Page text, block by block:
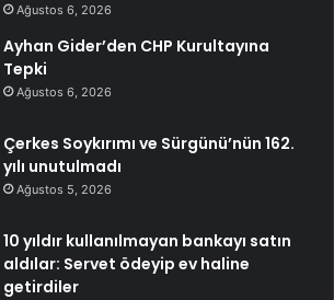
Ağustos 6, 2026
Ayhan Gider’den CHP Kurultayına
Tepki
Ağustos 6, 2026
Çerkes Soykırımı ve Sürgünü’nün 162.
yılı unutulmadı
Ağustos 5, 2026
10 yıldır kullanılmayan bankayı satın
aldılar: Servet ödeyip ev haline
getirdiler